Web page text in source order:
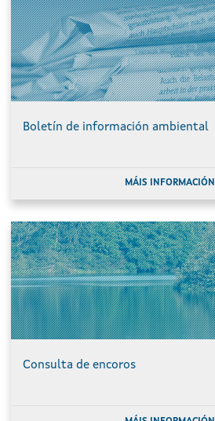
Boletín de información ambiental
MÁIS INFORMACIÓN
Consulta de encoros